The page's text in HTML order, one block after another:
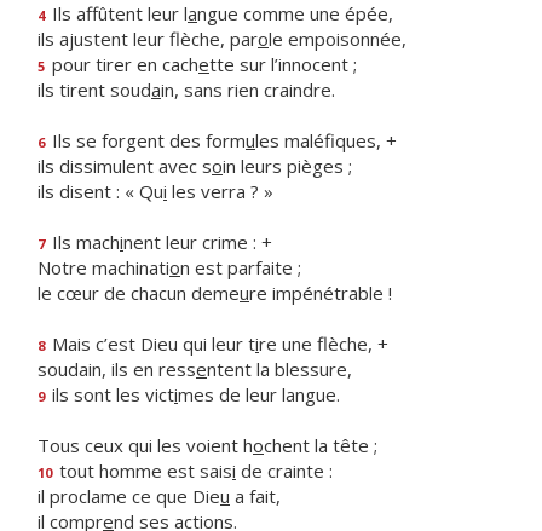
4 Ils affûtent leur langue comme une épée,
ils ajustent leur flèche, parole empoisonnée,
5 pour tirer en cachette sur l’innocent ;
ils tirent soudain, sans rien craindre.
6 Ils se forgent des formules maléfiques, +
ils dissimulent avec soin leurs pièges ;
ils disent : « Qui les verra ? »
7 Ils machinent leur crime : +
Notre machination est parfaite ;
le cœur de chacun demeure impénétrable !
8 Mais c’est Dieu qui leur tire une flèche, +
soudain, ils en ressentent la blessure,
9 ils sont les victimes de leur langue.
Tous ceux qui les voient hochent la tête ;
10 tout homme est saisi de crainte :
il proclame ce que Dieu a fait,
il comprend ses actions.